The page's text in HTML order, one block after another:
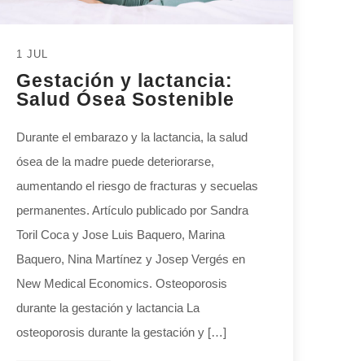
1 JUL
Gestación y lactancia:
Salud Ósea Sostenible
Durante el embarazo y la lactancia, la salud
ósea de la madre puede deteriorarse,
aumentando el riesgo de fracturas y secuelas
permanentes. Artículo publicado por Sandra
Toril Coca y Jose Luis Baquero, Marina
Baquero, Nina Martínez y Josep Vergés en
New Medical Economics. Osteoporosis
durante la gestación y lactancia La
osteoporosis durante la gestación y […]